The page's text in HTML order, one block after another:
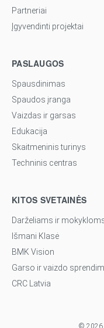
Partneriai
Įgyvendinti projektai
PASLAUGOS
Spausdinimas
Spaudos įranga
Vaizdas ir garsas
Edukacija
Skaitmeninis turinys
Techninis centras
KITOS SVETAINĖS
Darželiams ir
Išmani Klasė
BMK Vision
Garso ir vaizdo
CRC Latvia
© 2026